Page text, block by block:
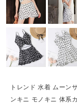
トレンド 水着 ムーン
ンキニ モノキニ 体系